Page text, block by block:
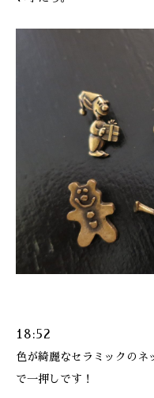
18:52
色が綺麗なセラミックのネ
で一押しです！